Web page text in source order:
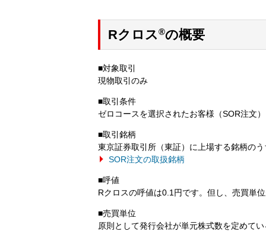
Rクロス®の概要
■対象取引
現物取引のみ
■取引条件
ゼロコースを選択されたお客様（SOR注文）
■取引銘柄
東京証券取引所（東証）に上場する銘柄の
SOR注文の取扱銘柄
■呼値
Rクロスの呼値は0.1円です。但し、売買単
■売買単位
原則として発行会社が単元株式数を定めて